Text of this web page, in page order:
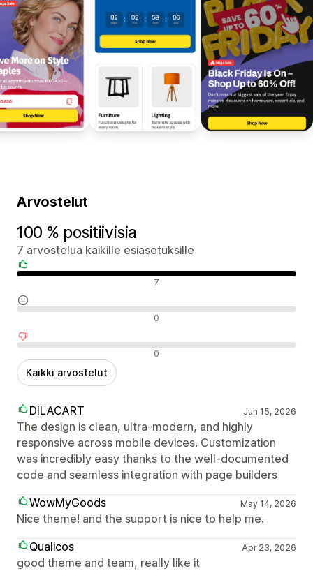
Arvostelut
100 % positiivisia
7 arvostelua kaikille esiasetuksille
7
0
0
Kaikki arvostelut
DILACART Jun 15, 2026
The design is clean, ultra-modern, and highly
responsive across mobile devices. Customization
was incredibly easy thanks to the well-documented
code and seamless integration with page builders
WowMyGoods
May 14, 2026
Nice theme! and the support is nice to help me.
Qualicos
Apr 23, 2026
good theme and team, really like it